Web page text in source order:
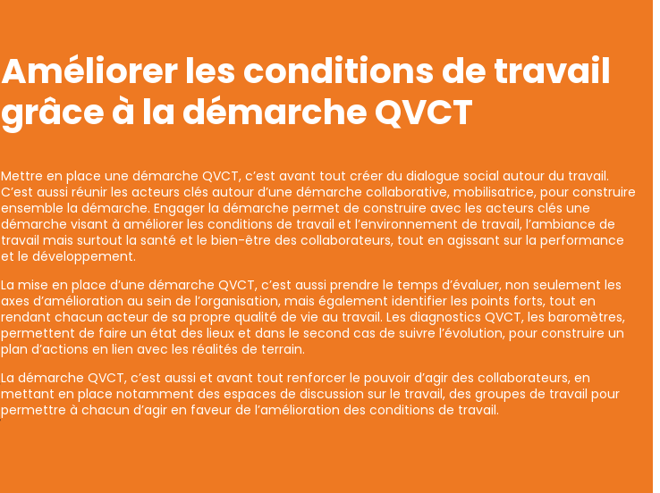
Améliorer les conditions de travail
grâce à la démarche QVCT
Mettre en place une démarche QVCT, c’est avant tout créer du dialogue social autour du travail.
C’est aussi réunir les acteurs clés autour d’une démarche collaborative, mobilisatrice, pour construire
ensemble la démarche. Engager la démarche permet de construire avec les acteurs clés une
démarche visant à améliorer les conditions de travail et l’environnement de travail, l’ambiance de
travail mais surtout la santé et le bien-être des collaborateurs, tout en agissant sur la performance
et le développement.
La mise en place d’une démarche QVCT, c’est aussi prendre le temps d’évaluer, non seulement les
axes d’amélioration au sein de l’organisation, mais également identifier les points forts, tout en
rendant chacun acteur de sa propre qualité de vie au travail. Les diagnostics QVCT, les baromètres,
permettent de faire un état des lieux et dans le second cas de suivre l’évolution, pour construire un
plan d’actions en lien avec les réalités de terrain.
La démarche QVCT, c’est aussi et avant tout renforcer le pouvoir d’agir des collaborateurs, en
mettant en place notamment des espaces de discussion sur le travail, des groupes de travail pour
permettre à chacun d’agir en faveur de l’amélioration des conditions de travail.